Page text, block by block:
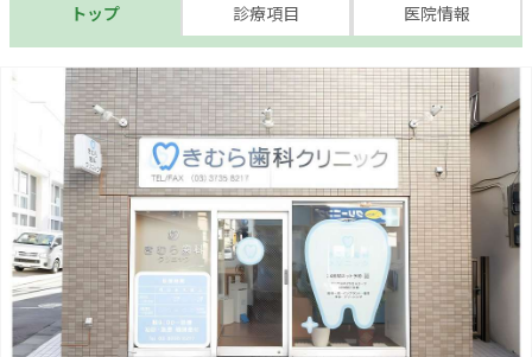
トップ 診療項目 医院情報